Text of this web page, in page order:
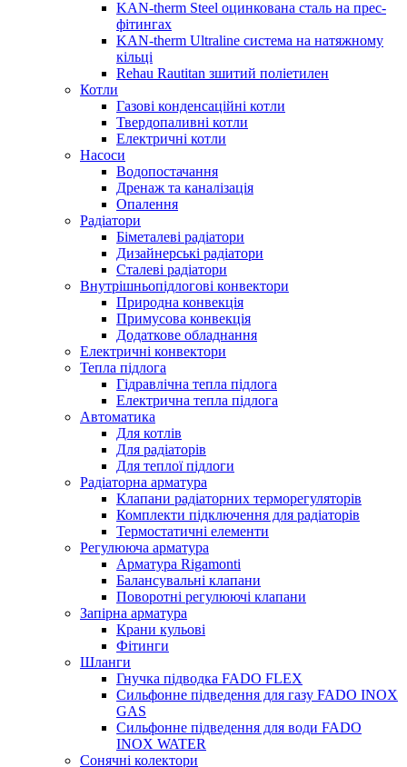
KAN-therm Steel оцинкована сталь на прес-
фітингах
KAN-therm Ultraline система на натяжному
кільці
Rehau Rautitan зшитий поліетилен
Котли
Газові конденсаційні котли
Твердопаливні котли
Електричні котли
Насоси
Водопостачання
Дренаж та каналізація
Опалення
Радіатори
Біметалеві радіатори
Дизайнерські радіатори
Сталеві радіатори
Внутрішньопідлогові конвектори
Природна конвекція
Примусова конвекція
Додаткове обладнання
Електричні конвектори
Тепла підлога
Гідравлічна тепла підлога
Електрична тепла підлога
Автоматика
Для котлів
Для радіаторів
Для теплої підлоги
Радіаторна арматура
Клапани радіаторних терморегуляторів
Комплекти підключення для радіаторів
Термостатичні елементи
Регулююча арматура
Арматура Rigamonti
Балансувальні клапани
Поворотні регулюючі клапани
Запірна арматура
Крани кульові
Фітинги
Шланги
Гнучка підводка FADO FLEX
Сильфонне підведення для газу FADO INOX
GAS
Сильфонне підведення для води FADO
INOX WATER
Сонячні колектори